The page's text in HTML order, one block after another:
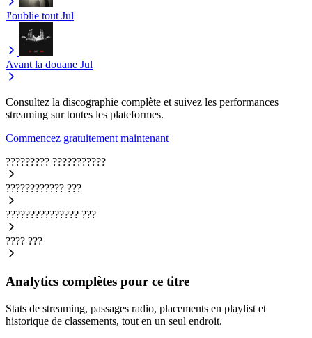
J'oublie tout Jul
Avant la douane Jul
Consultez la discographie complète et suivez les performances
streaming sur toutes les plateformes.
Commencez gratuitement maintenant
????????? ???????????
???????????? ???
??????????????? ???
???? ???
Analytics complètes pour ce titre
Stats de streaming, passages radio, placements en playlist et
historique de classements, tout en un seul endroit.